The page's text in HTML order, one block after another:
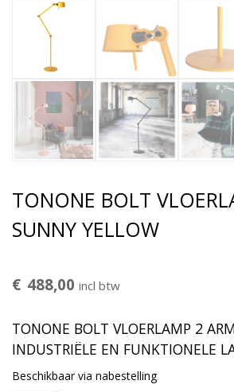
TONONE BOLT
SUNNY YELLOW
€ 488,00 incl btw
TONONE BOLT VLOERLAMP 2
INDUSTRIËLE EN FUNKTIONELE
Beschikbaar via nabestelling